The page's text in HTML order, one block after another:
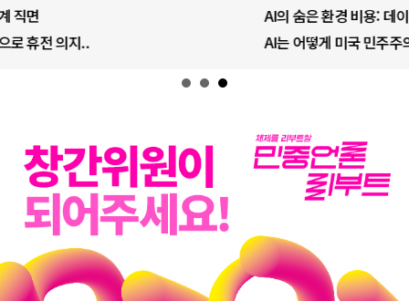
AI의 숨은 환경 비용: 데이터센터 확산..
AI는 어떻게 미국 민주주의를 잠식하고 ..